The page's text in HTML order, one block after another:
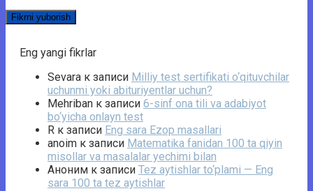
Eng yangi fikrlar
Sevara к записи Milliy test sertifikati o‘qituvchilar
uchunmi yoki abituriyentlar uchun?
Mehriban к записи 6-sinf ona tili va adabiyot
bo‘yicha onlayn test
R к записи Eng sara Ezop masallari
anoim к записи Matematika fanidan 100 ta qiyin
misollar va masalalar yechimi bilan
Аноним к записи Tez aytishlar to‘plami — Eng
sara 100 ta tez aytishlar